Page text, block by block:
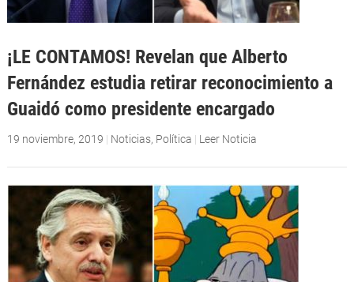
¡LE CONTAMOS! Revelan que Alberto
Fernández estudia retirar reconocimiento a
Guaidó como presidente encargado
19 noviembre, 2019 | Noticias, Política | Leer Noticia